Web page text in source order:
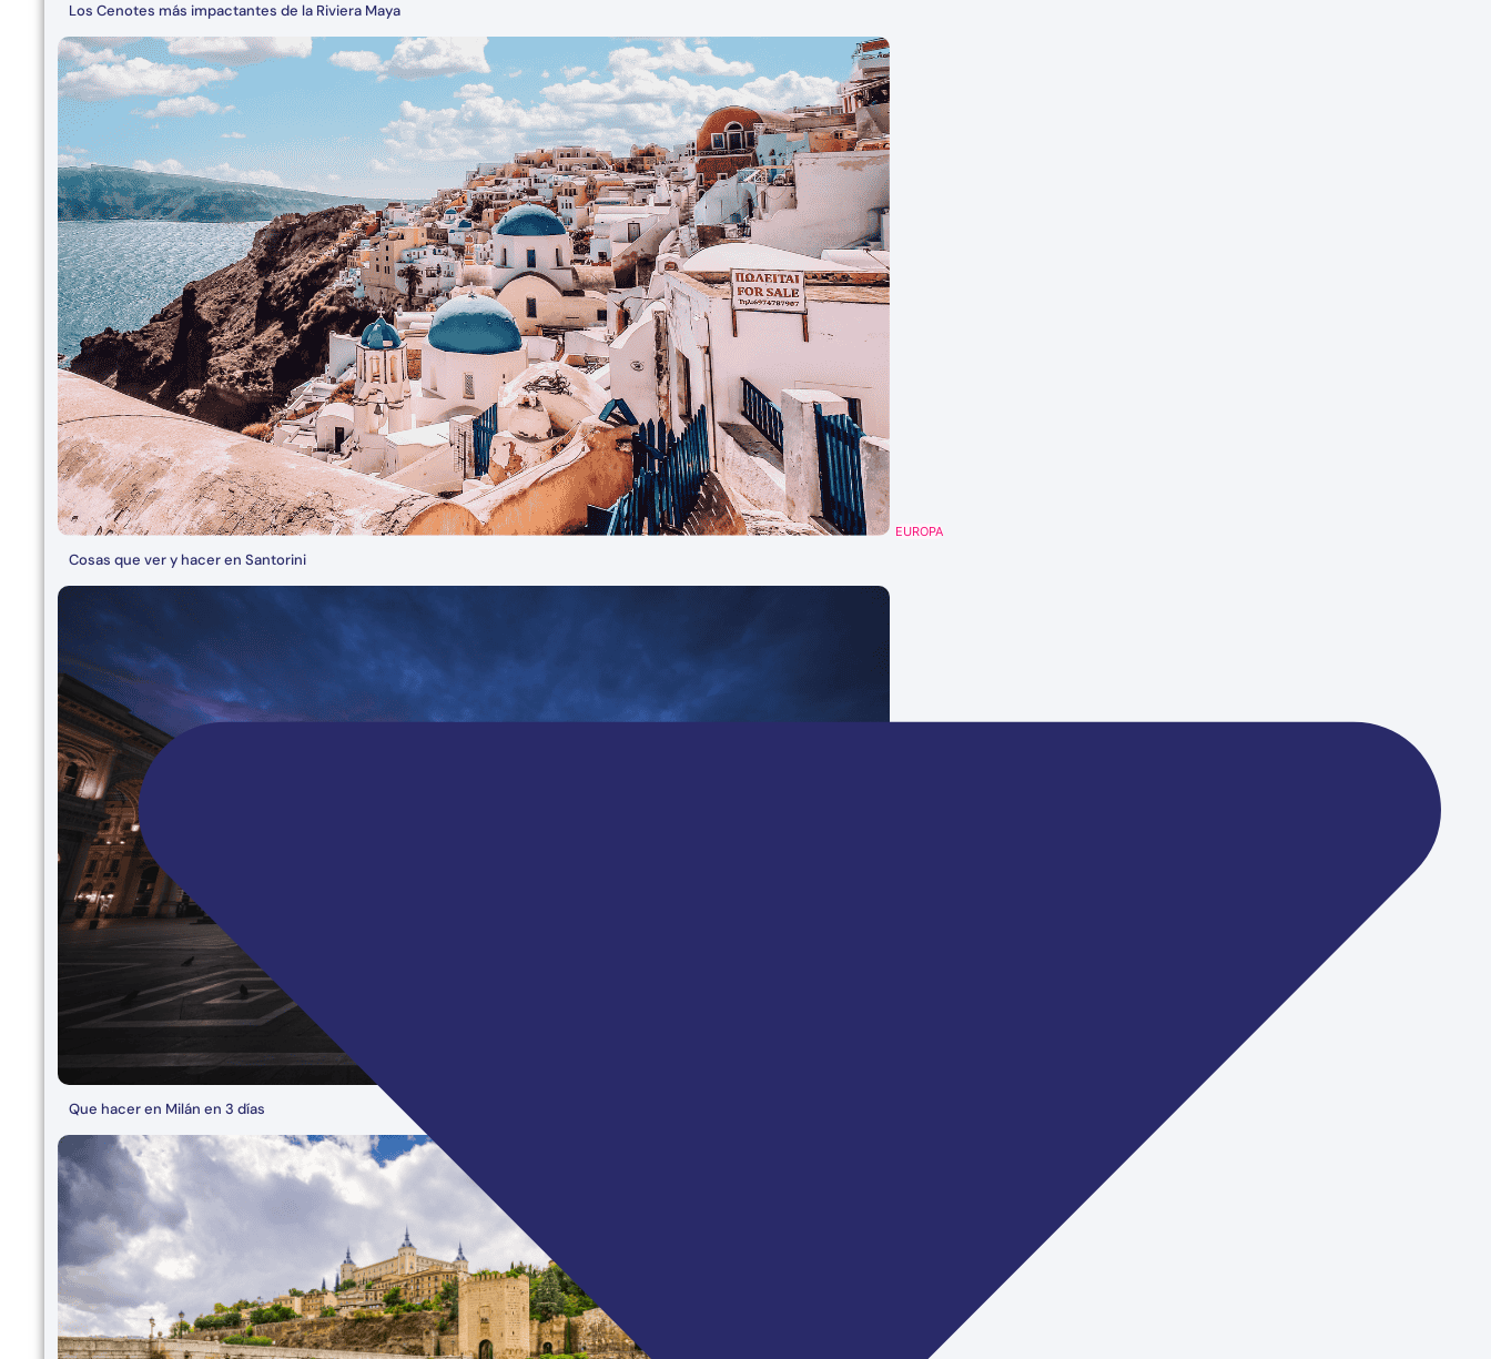
Los Cenotes más impactantes de la Riviera Maya
EUROPA
Cosas que ver y hacer en Santorini
Que hacer en Milán en 3 días